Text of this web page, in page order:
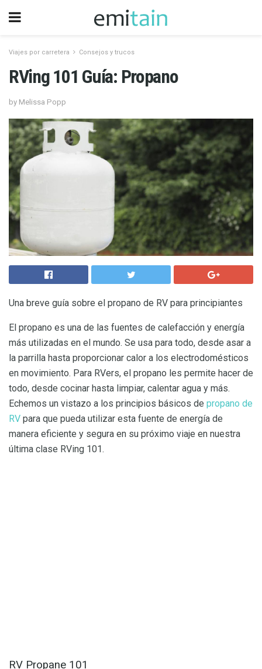
Viajes por carretera Consejos y trucos
RVing 101 Guía: Propano
by Melissa Popp
Una breve guía sobre el propano de RV para principiantes
El propano es una de las fuentes de calefacción y energía
más utilizadas en el mundo. Se usa para todo, desde asar a
la parrilla hasta proporcionar calor a los electrodomésticos
en movimiento. Para RVers, el propano les permite hacer de
todo, desde cocinar hasta limpiar, calentar agua y más.
Echemos un vistazo a los principios básicos de propano de
RV para que pueda utilizar esta fuente de energía de
manera eficiente y segura en su próximo viaje en nuestra
última clase RVing 101.
RV Propane 101